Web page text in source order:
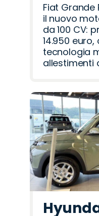
Fiat
il nuovo
da 100 CV:
14.950
tecnologia
allestimenti